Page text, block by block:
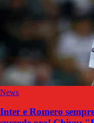
News
Inter e Romero